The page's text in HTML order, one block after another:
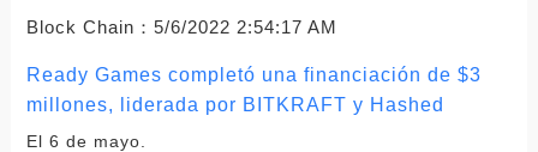
Block Chain： 5/6/2022 2:54:17 AM
Ready Games completó una financiación de $3
millones, liderada por BITKRAFT y Hashed
El 6 de mayo.